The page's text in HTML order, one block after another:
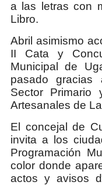
a las letras con
Libro.
Abril asimismo
II Cata y
Municipal de
pasado
Sector Primario
Artesanales de
El concejal de
invita a los
Programación
color donde
actos y avisos